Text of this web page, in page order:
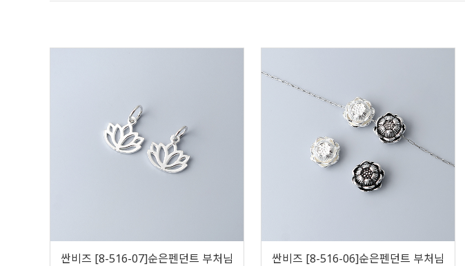
싼비즈 [8-516-07]순은펜던트 부처님
싼비즈 [8-516-06]순은펜던트 부처님